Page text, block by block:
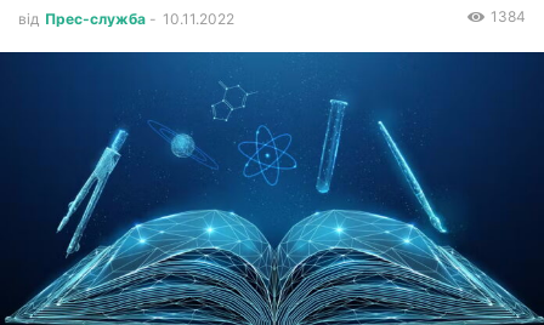
від Прес-служба - 10.11.2022 1384